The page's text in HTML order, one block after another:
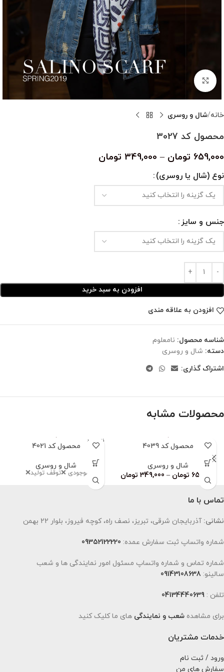
بزرگنمایی تصویر
خانه شال و روسری
محصول کد 3027
659,000 تومان –
349,000 تومان
نوع (شال یا روسری)
جنس و سایز
افزودن به سبد خرید
افزودن به علاقه مندی
شناسه محصول: نامعلوم
دسته: شال و روسری
اشتراک گذاری:
محصولات مشابه
محصول کد 4039
شال و روسری
659,000 تومان –
349,000 تومان
ناموجود
محصول کد 4021
شال و روسری
اتمام موجودی ❌توقف تولید❌
تماس با ما
نشانی: آذربایجان شرقی، تبریز، نصف راه، کوچه فیروز، بلوار 22 بهمن
شماره واتساپ ثبت سفارش عمده: 09352122220
شماره تماس و شماره واتساپ مسئول امور نمایندگی ها و شعب
سالینو: 09143108638
تلفن : 04134440639
برای مشاهده شعب و نمایندگی های ما کلیک کنید
خدمات مشتریان
ورود / ثبت نام
سفارش های من